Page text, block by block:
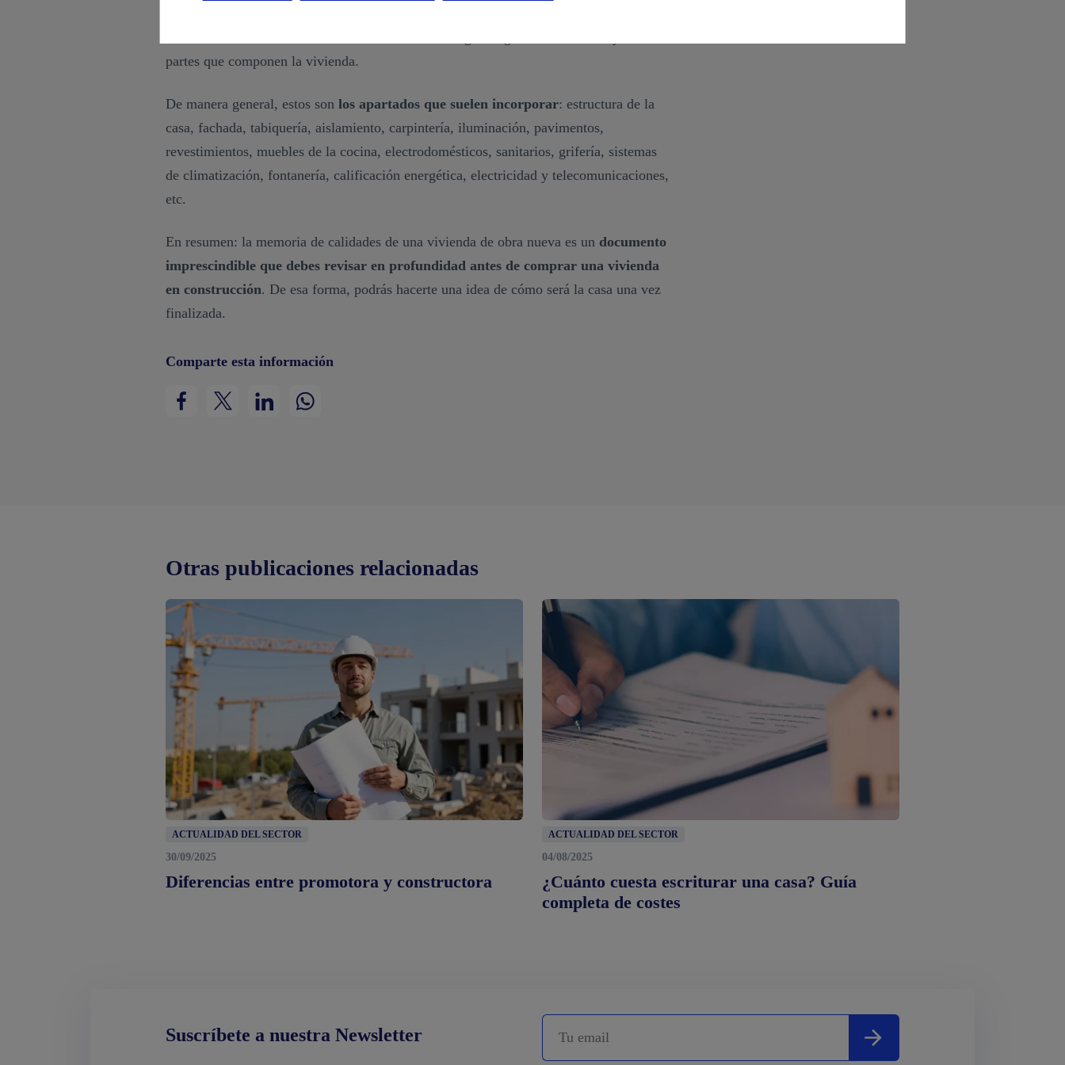
partes que componen la vivienda.
De manera general, estos son los apartados que suelen incorporar: estructura de la
casa, fachada, tabiquería, aislamiento, carpintería, iluminación, pavimentos,
revestimientos, muebles de la cocina, electrodomésticos, sanitarios, grifería, sistemas
de climatización, fontanería, calificación energética, electricidad y telecomunicaciones,
etc.
En resumen: la memoria de calidades de una vivienda de obra nueva es un documento
imprescindible que debes revisar en profundidad antes de comprar una vivienda
en construcción. De esa forma, podrás hacerte una idea de cómo será la casa una vez
finalizada.
Comparte esta información
Otras publicaciones relacionadas
ACTUALIDAD DEL SECTOR
30/09/2025
Diferencias entre promotora y constructora
ACTUALIDAD DEL SECTOR
04/08/2025
¿Cuánto cuesta escriturar una casa? Guía
completa de costes
Suscríbete a nuestra Newsletter